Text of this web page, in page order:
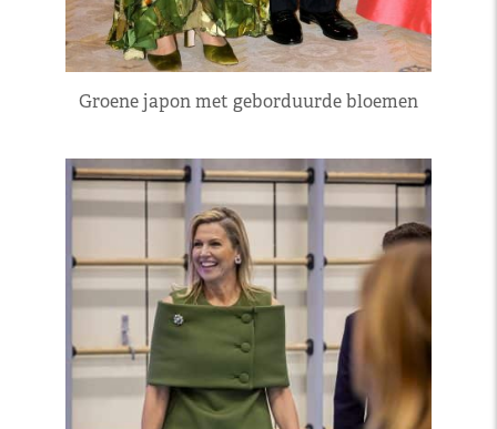
Groene japon met geborduurde bloemen